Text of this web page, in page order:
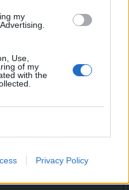
my
Use,
of my
with the
Privacy Policy
soll anfang des
und nicht richtig
und dann 10
die auftreten können und
auch zeit zugeben sich an
ihnen auch die zeit
müssen